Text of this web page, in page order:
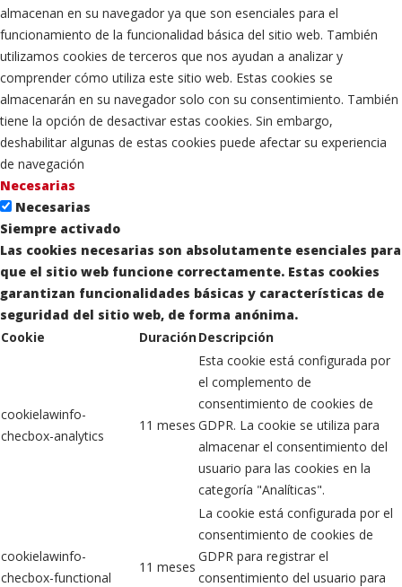
almacenan en su navegador ya que son esenciales para el
funcionamiento de la funcionalidad básica del sitio web. También
utilizamos cookies de terceros que nos ayudan a analizar y
comprender cómo utiliza este sitio web. Estas cookies se
almacenarán en su navegador solo con su consentimiento. También
tiene la opción de desactivar estas cookies. Sin embargo,
deshabilitar algunas de estas cookies puede afectar su experiencia
de navegación
Necesarias
Necesarias
Siempre activado
Las cookies necesarias son absolutamente esenciales para
que el sitio web funcione correctamente. Estas cookies
garantizan funcionalidades básicas y características de
seguridad del sitio web, de forma anónima.
Cookie
DuraciónDescripción
cookielawinfo-
checbox-analytics
11 meses
Esta cookie está configurada por
el complemento de
consentimiento de cookies de
GDPR. La cookie se utiliza para
almacenar el consentimiento del
usuario para las cookies en la
categoría "Analíticas".
cookielawinfo-
checbox-functional
11 meses
La cookie está configurada por el
consentimiento de cookies de
GDPR para registrar el
consentimiento del usuario para